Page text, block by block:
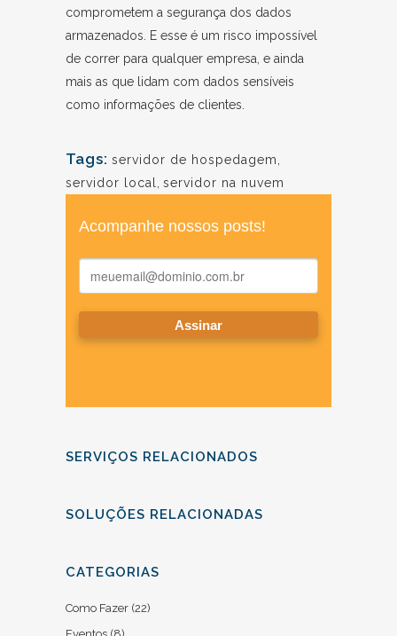
comprometem a segurança dos dados
armazenados. E esse é um risco impossível
de correr para qualquer empresa, e ainda
mais as que lidam com dados sensíveis
como informações de clientes.
Tags: servidor de hospedagem
servidor local
servidor na nuvem
SERVIÇOS RELACIONADOS
SOLUÇÕES RELACIONADAS
CATEGORIAS
Como Fazer (22)